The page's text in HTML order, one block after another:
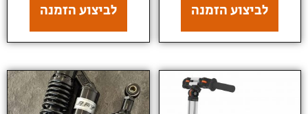
לביצוע הזמנה לביצוע הזמנה